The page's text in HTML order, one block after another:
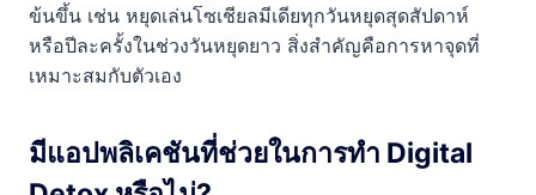
ข้นขึ้น เช่น หยุดเล่นโซเชียลมีเดียทุกวันหยุดสุดสัปดาห์
หรือปีละครั้งในช่วงวันหยุดยาว สิ่งสำคัญคือการหาจุดที่
เหมาะสมกับตัวเอง
มีแอปพลิเคชันที่ช่วยในการทำ Digital